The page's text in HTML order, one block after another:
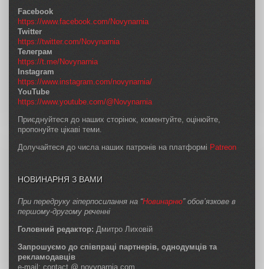
Facebook
https://www.facebook.com/Novynarnia
Twitter
https://twitter.com/Novynarnia
Телеграм
https://t.me/Novynarnia
Instagram
https://www.instagram.com/novynarnia/
YouTube
https://www.youtube.com/@Novynarnia
Приєднуйтеся до наших сторінок, коментуйте, оцінюйте,
пропонуйте цікаві теми.
Долучайтеся до числа наших патронів на платформі Patreon
НОВИНАРНЯ З ВАМИ
При передруку гіперпосилання на “Новинарню” обов’язкове в
першому-другому реченні
Головний редактор: Дмитро Лиховій
Запрошуємо до співпраці партнерів, однодумців та
рекламодавців
e-mail: contact @ novynarnia.com